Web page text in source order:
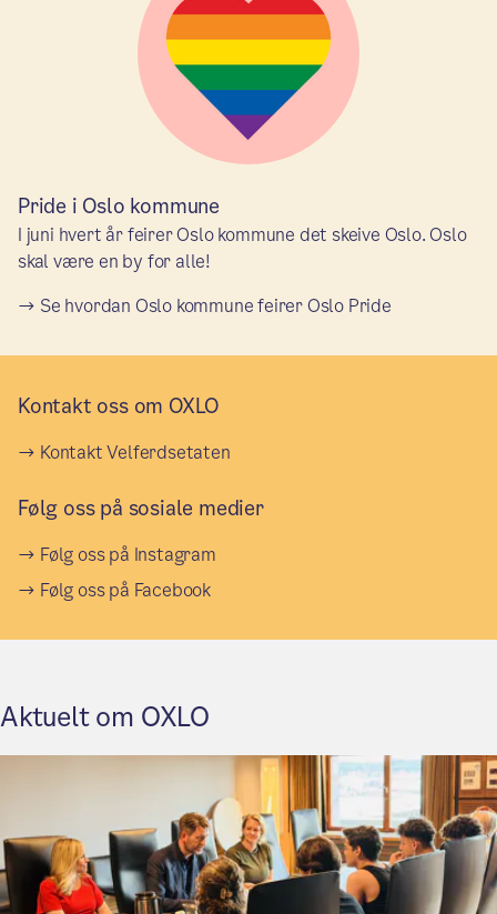
Pride i Oslo kommune
I juni hvert år feirer Oslo kommune det skeive Oslo. Oslo
skal være en by for alle!
Se hvordan Oslo kommune feirer Oslo Pride
Kontakt oss om OXLO
Kontakt Velferdsetaten
Følg oss på sosiale medier
Følg oss på Instagram
Følg oss på Facebook
Aktuelt om OXLO